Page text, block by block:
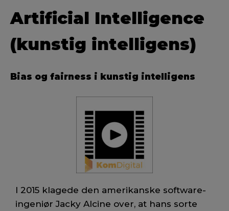
Artificial Intelligence
(kunstig intelligens)
Bias og fairness i kunstig intelligens
I 2015 klagede den amerikanske software-
ingeniør Jacky Alcine over, at hans sorte